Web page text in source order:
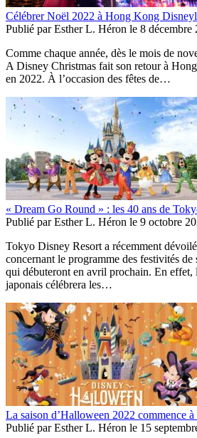
Célébrer Noël 2022 à Hong Kong
Publié parEsther L. Héron le 8 décembre
Comme chaque année, dès le mois de
A Disney Christmas fait son retour à
en 2022. À l’occasion des fêtes de…
« Dream Go Round » : les 40 ans de
Publié parEsther L. Héron le 9 octobre
Tokyo Disney Resort a récemment
concernant le programme des festivités de
qui débuteront en avril prochain. En effet,
japonais célébrera les…
La saison d’Halloween 2022 commence
Publié parEsther L. Héron le 15